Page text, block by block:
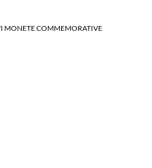
MONETE COMMEMORATIVE